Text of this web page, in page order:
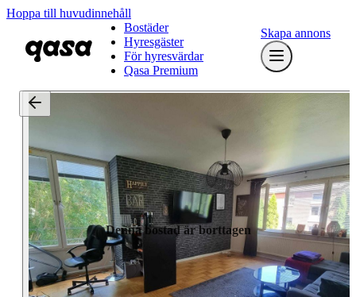
Hoppa till huvudinnehåll
Bostäder
Hyresgäster
För hyresvärdar
Qasa Premium
Skapa annons
Denna bostad är borttagen